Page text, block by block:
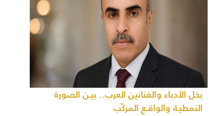
بخل الأدباء والفنانين العرب.. بيـن الصورة
النمطيـة والواقـع المركّب